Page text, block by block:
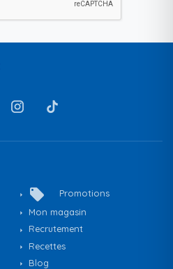
local_offer
Promotions
Mon magasin
Recrutement
Recettes
Blog